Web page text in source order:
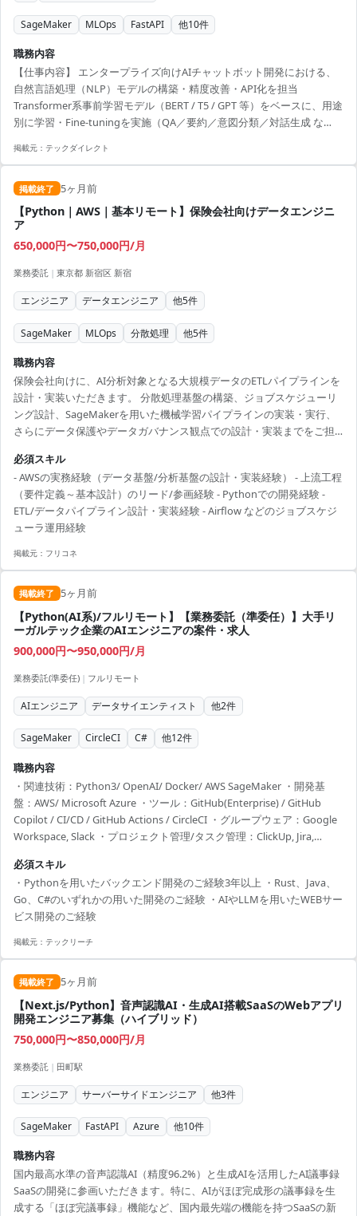
SageMaker MLOps FastAPI 他10件
職務内容
【仕事内容】 エンタープライズ向けAIチャットボット開発における、
自然言語処理（NLP）モデルの構築・精度改善・API化を担当
Transformer系事前学習モデル（BERT / T5 / GPT 等）をベースに、用途
別に学習・Fine-tuningを実施（QA／要約／意図分類／対話生成 な
運用レベルの開発 具体業務 NLPモデル設計・実装（文書分類／質問応
等） データ整形・前処理（日本語形態素解析／トークナイザ整備）
API化・デプロイ（FastAPI / Docker） 評...
掲載元： テックダイレクト
掲載終了 5ヶ月前
【Python｜AWS｜基本リモート】保険会社向けデータエンジニ
ア
650,000円〜750,000円/月
業務委託 | 東京都 新宿区 新宿
エンジニア データエンジニア 他5件
SageMaker MLOps 分散処理 他5件
職務内容
保険会社向けに、AI分析対象となる大規模データのETLパイプラインを
設計・実装いただきます。 分散処理基盤の構築、ジョブスケジューリ
ング設計、SageMakerを用いた機械学習パイプラインの実装・実行、
さらにデータ保護やデータガバナンス観点での設計・実装までをご担
装・運用 - 分散処理/バッチ基盤の設計、Airflow(MWAA)によるジョブ
スケジューリング - SageMaker による学習・推論パイプラインの実
装、MLOps整備 - データ保護/ガバナンス設計（カタログ、権限、監
査、コスト最適化） - Pythonを用いた実装全般
必須スキル
- AWSの実務経験（データ基盤/分析基盤の設計・実装経験） - 上流工程
（要件定義～基本設計）のリード/参画経験 - Pythonでの開発経験 -
ETL/データパイプライン設計・実装経験 - Airflow などのジョブスケジ
ューラ運用経験
掲載元： フリコネ
掲載終了 5ヶ月前
【Python(AI系)/フルリモート】【業務委託（準委任）】大手リ
ーガルテック企業のAIエンジニアの案件・求人
900,000円〜950,000円/月
業務委託(準委任) | フルリモート
AIエンジニア データサイエンティスト 他2件
SageMaker CircleCI C# 他12件
職務内容
・関連技術：Python3/ OpenAI/ Docker/ AWS SageMaker ・開発基
盤：AWS/ Microsoft Azure ・ツール：GitHub(Enterprise) / GitHub
Copilot / CI/CD / GitHub Actions / CircleCI ・グループウェア：Google
Workspace, Slack ・プロジェクト管理/タスク管理：ClickUp, Jira,
生成AIや大規模言語モデルを利用したリーガルテックプロダクトにお
ける 新規機能の開発や既存機能の保守開発および改善などを...
必須スキル
・Pythonを用いたバックエンド開発のご経験3年以上 ・Rust、Java、
Go、C#のいずれかの用いた開発のご経験 ・AIやLLMを用いたWEBサー
ビス開発のご経験
掲載元： テックリーチ
掲載終了 5ヶ月前
【Next.js/Python】音声認識AI・生成AI搭載SaaSのWebアプリ
開発エンジニア募集（ハイブリッド）
750,000円〜850,000円/月
業務委託 | 田町駅
エンジニア サーバーサイドエンジニア 他3件
SageMaker FastAPI Azure 他10件
職務内容
国内最高水準の音声認識AI（精度96.2%）と生成AIを活用したAI議事録
SaaSの開発に参画いただきます。特に、AIがほぼ完成形の議事録を生
成する「ほぼ完議事録」機能など、国内最先端の機能を持つSaaSの新